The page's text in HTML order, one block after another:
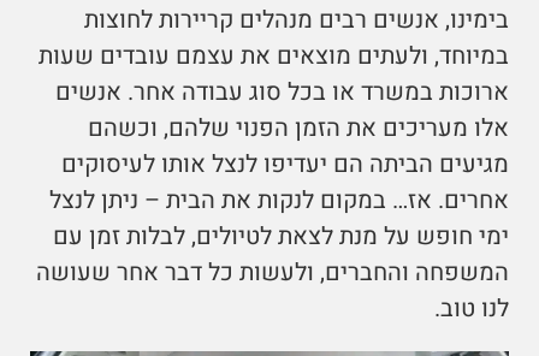
בימינו, אנשים רבים מנהלים קריירות לחוצות
במיוחד, ולעתים מוצאים את עצמם עובדים שעות
ארוכות במשרד או בכל סוג עבודה אחר. אנשים
אלו מעריכים את הזמן הפנוי שלהם, וכשהם
מגיעים הביתה הם יעדיפו לנצל אותו לעיסוקים
אחרים. אז… במקום לנקות את הבית – ניתן לנצל
ימי חופש על מנת לצאת לטיולים, לבלות זמן עם
המשפחה והחברים, ולעשות כל דבר אחר שעושה
לנו טוב.